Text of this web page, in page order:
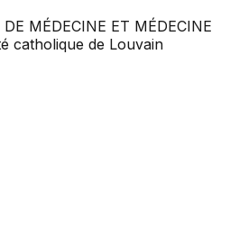
MÉDECINE ET MÉDECINE
catholique de Louvain